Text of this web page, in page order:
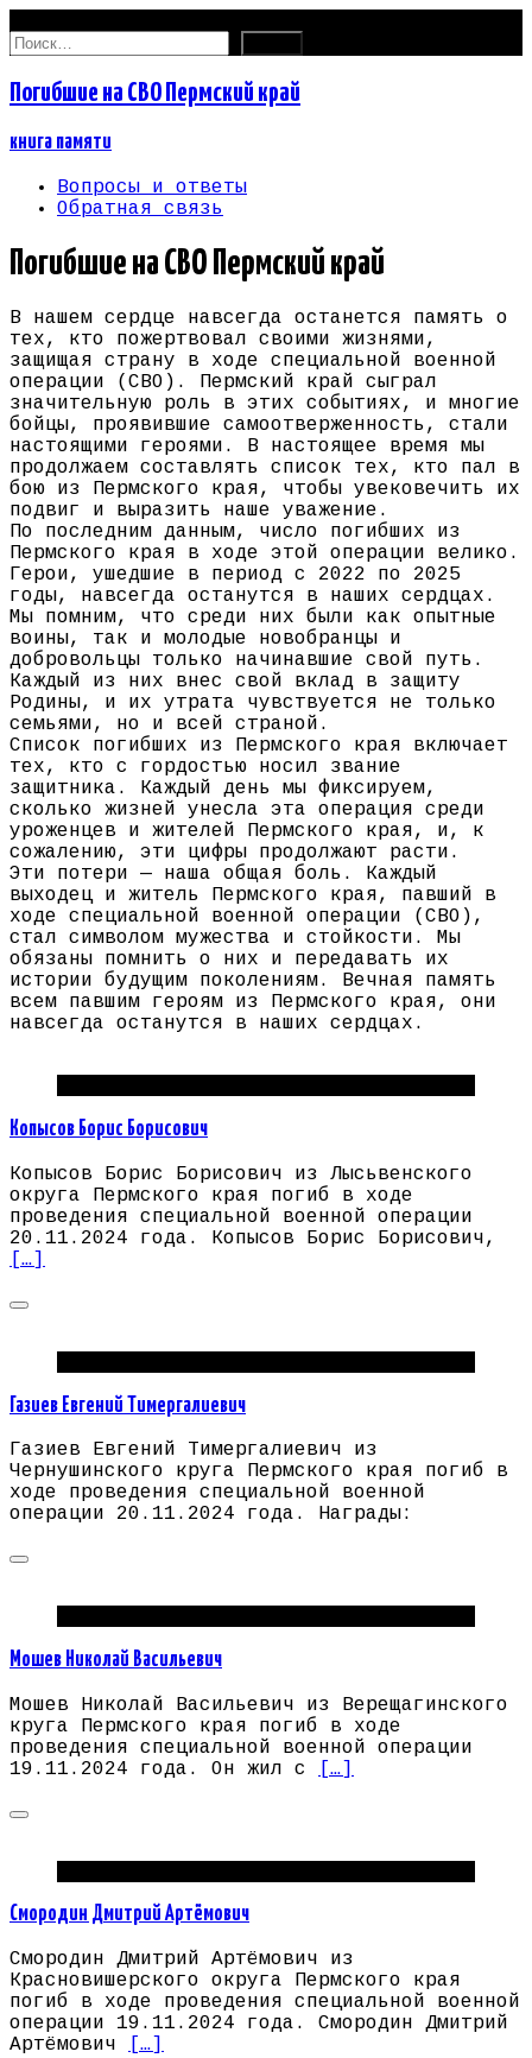
Найти:
Погибшие на СВО Пермский край
книга памяти
Вопросы и ответы
Обратная связь
Погибшие на СВО Пермский край
В нашем сердце навсегда останется память о
тех, кто пожертвовал своими жизнями,
защищая страну в ходе специальной военной
операции (СВО). Пермский край сыграл
значительную роль в этих событиях, и многие
бойцы, проявившие самоотверженность, стали
настоящими героями. В настоящее время мы
продолжаем составлять список тех, кто пал в
бою из Пермского края, чтобы увековечить их
подвиг и выразить наше уважение.
По последним данным, число погибших из
Пермского края в ходе этой операции велико.
Герои, ушедшие в период с 2022 по 2025
годы, навсегда останутся в наших сердцах.
Мы помним, что среди них были как опытные
воины, так и молодые новобранцы и
добровольцы только начинавшие свой путь.
Каждый из них внес свой вклад в защиту
Родины, и их утрата чувствуется не только
семьями, но и всей страной.
Список погибших из Пермского края включает
тех, кто с гордостью носил звание
защитника. Каждый день мы фиксируем,
сколько жизней унесла эта операция среди
уроженцев и жителей Пермского края, и, к
сожалению, эти цифры продолжают расти.
Эти потери — наша общая боль. Каждый
выходец и житель Пермского края, павший в
ходе специальной военной операции (СВО),
стал символом мужества и стойкости. Мы
обязаны помнить о них и передавать их
истории будущим поколениям. Вечная память
всем павшим героям из Пермского края, они
навсегда останутся в наших сердцах.
Копысов Борис Борисович
Копысов Борис Борисович из Лысьвенского
округа Пермского края погиб в ходе
проведения специальной военной операции
20.11.2024 года. Копысов Борис Борисович,
[…]
Газиев Евгений Тимергалиевич
Газиев Евгений Тимергалиевич из
Чернушинского круга Пермского края погиб в
ходе проведения специальной военной
операции 20.11.2024 года. Награды:
Мошев Николай Васильевич
Мошев Николай Васильевич из Верещагинского
круга Пермского края погиб в ходе
проведения специальной военной операции
19.11.2024 года. Он жил с
[…]
Смородин Дмитрий Артёмович
Смородин Дмитрий Артёмович из
Красновишерского округа Пермского края
погиб в ходе проведения специальной военной
операции 19.11.2024 года. Смородин Дмитрий
Артёмович
[…]